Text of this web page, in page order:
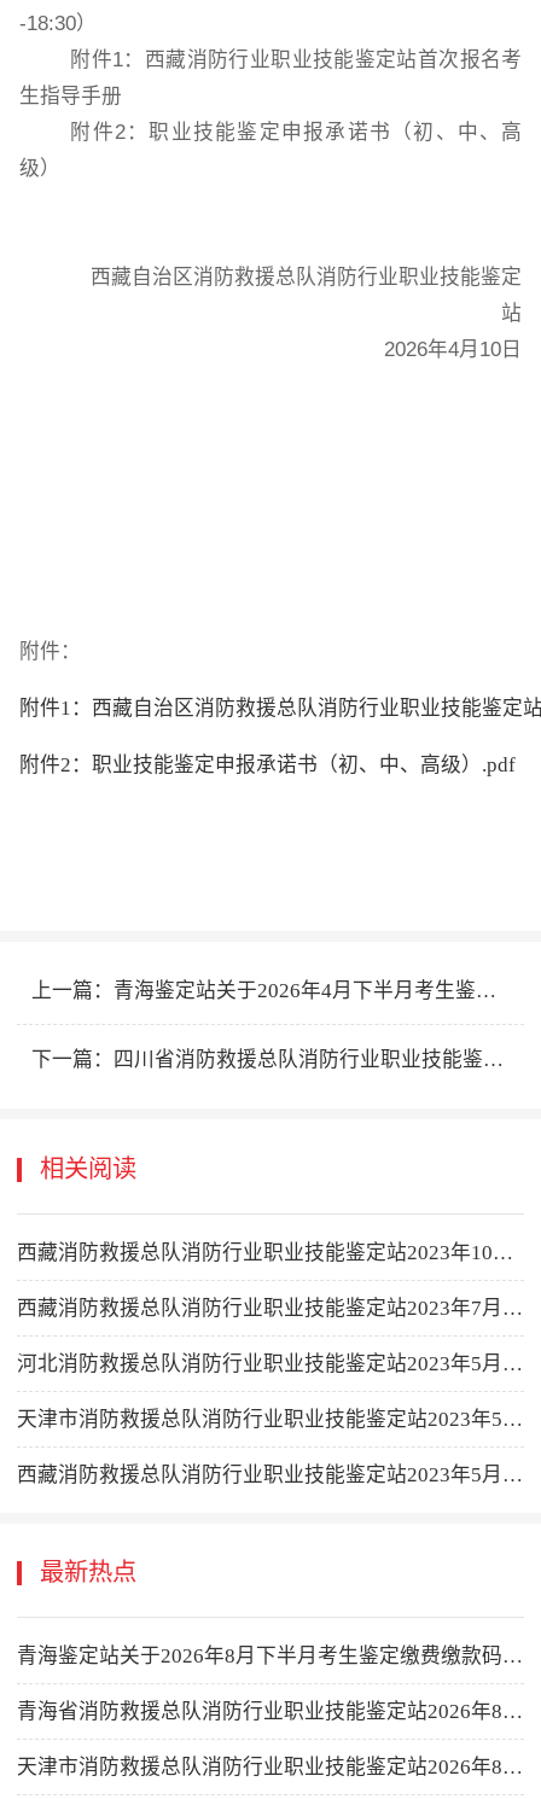
-18:30）
附件1：西藏消防行业职业技能鉴定站首次报名考
生指导手册
附件2：职业技能鉴定申报承诺书（初、中、高
级）
西藏自治区消防救援总队消防行业职业技能鉴定
站
2026年4月 10 日
附件：
附件1：西藏自治区消防救援总队消防行业职业技能鉴定
附件2：职业技能鉴定申报承诺书（初、中、高级）.pdf
上一篇： 青海鉴定站关于2026年4月下半月考生鉴定缴费缴款码公示的公告
下一篇： 四川省消防救援总队消防行业职业技能鉴定站2026年5月消防设施操作员职业技能鉴定考试公告
相关阅读
西藏消防救援总队消防行业职业技能鉴定站2023年10月消防设施操作员职业技能鉴定公告
西藏消防救援总队消防行业职业技能鉴定站2023年7月消防设施操作员职业技能鉴定公告
河北消防救援总队消防行业职业技能鉴定站2023年5月消防设施操作员职业技能鉴定公告
天津市消防救援总队消防行业职业技能鉴定站2023年5月消防设施操作员职业技能鉴定公告
西藏消防救援总队消防行业职业技能鉴定站2023年5月消防设施操作员职业技能鉴定公告
最新热点
青海鉴定站关于2026年8月下半月考生鉴定缴费缴款码公示的公告
青海省消防救援总队消防行业职业技能鉴定站2026年8月下半月消防设施操作员职业技能鉴定公告
天津市消防救援总队消防行业职业技能鉴定站2026年8月16-31日批次消防设施操作员职业技能鉴定公告